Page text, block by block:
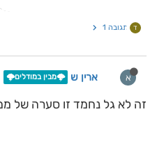
ד תגובה 1
א ארין ש 🌩️מבין במודלים🌩️
זה לא גל נחמד זו סערה של